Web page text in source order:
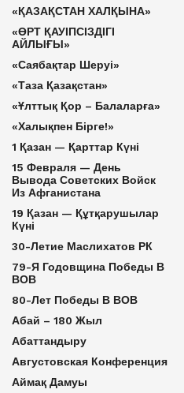
«ҚАЗАҚСТАН ХАЛҚЫНА»
«ӨРТ ҚАУІПСІЗДІГІ
АЙЛЫҒЫ»
«Саябақтар Шеруі»
«Таза Қазақстан»
«Ұлттық Қор – Балаларға»
«Халықпен Бірге!»
1 Қазан — Қарттар Күні
15 Февраля — День
Вывода Советских Войск
Из Афганистана
19 Қазан — Құтқарушылар
Күні
30-Летие Маслихатов РК
79-Я Годовщина Победы В
ВОВ
80-Лет Победы В ВОВ
Абай – 180 Жыл
Абаттандыру
Августовская Конференция
Аймақ Дамуы